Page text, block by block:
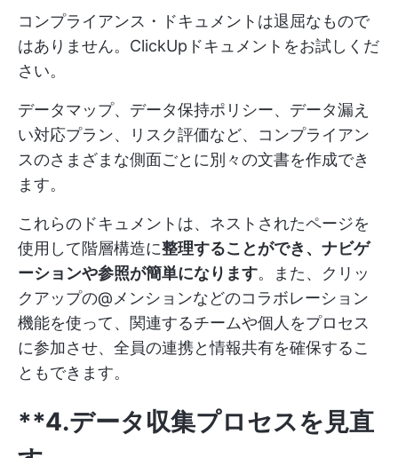
コンプライアンス・ドキュメントは退屈なもので
はありません。ClickUpドキュメントをお試しくだ
さい。
データマップ、データ保持ポリシー、データ漏え
い対応プラン、リスク評価など、コンプライアン
スのさまざまな側面ごとに別々の文書を作成でき
ます。
これらのドキュメントは、ネストされたページを
使用して階層構造に整理することができ、ナビゲ
ーションや参照が簡単になります。また、クリッ
クアップの@メンションなどのコラボレーション
機能を使って、関連するチームや個人をプロセス
に参加させ、全員の連携と情報共有を確保するこ
ともできます。
**4.データ収集プロセスを見直